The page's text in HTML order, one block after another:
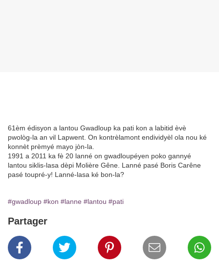
61èm édisyon a lantou Gwadloup ka pati kon a labitid èvè
pwològ-la an vil Lapwent. On kontrèlamont endividyèl ola nou ké
konnèt prèmyé mayo jòn-la.
1991 a 2011 ka fè 20 lanné on gwadloupéyen poko gannyé
lantou siklis-lasa dèpi Molière Gêne. Lanné pasé Boris Carêne
pasé toupré-y! Lanné-lasa ké bon-la?
#gwadloup #kon #lanne #lantou #pati
Partager